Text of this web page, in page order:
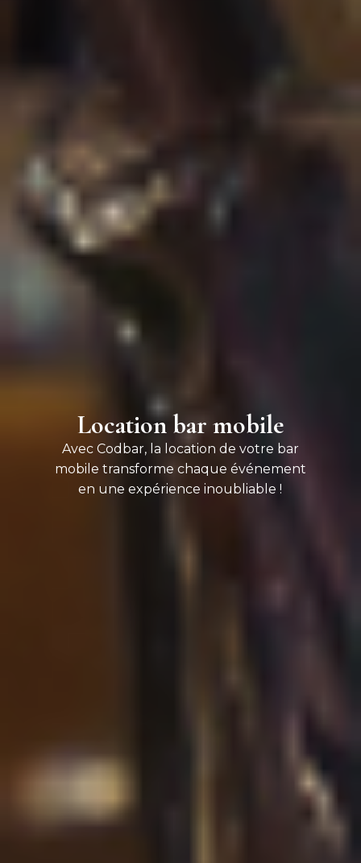
Location bar mobile
Avec Codbar, la location de votre bar
mobile transforme chaque événement
en une expérience inoubliable !